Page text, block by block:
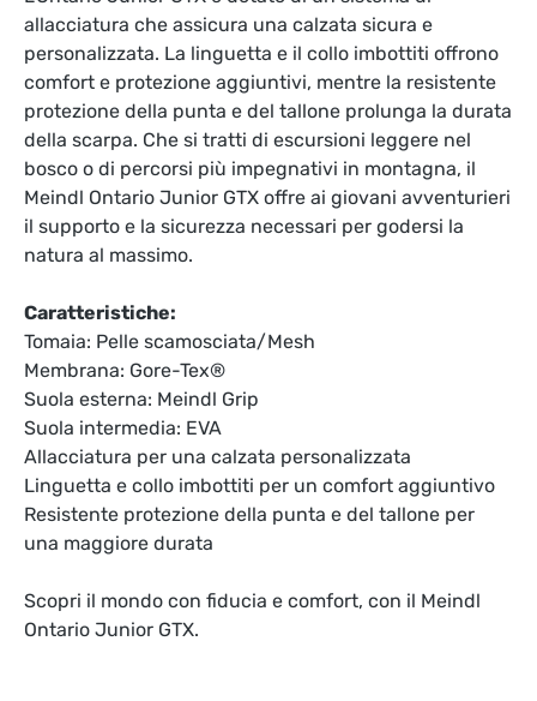
allacciatura che assicura una calzata sicura e
personalizzata. La linguetta e il collo imbottiti offrono
comfort e protezione aggiuntivi, mentre la resistente
protezione della punta e del tallone prolunga la durata
della scarpa. Che si tratti di escursioni leggere nel
bosco o di percorsi più impegnativi in montagna, il
Meindl Ontario Junior GTX offre ai giovani avventurieri
il supporto e la sicurezza necessari per godersi la
natura al massimo.
Caratteristiche:
Tomaia: Pelle scamosciata/Mesh
Membrana: Gore-Tex®
Suola esterna: Meindl Grip
Suola intermedia: EVA
Allacciatura per una calzata personalizzata
Linguetta e collo imbottiti per un comfort aggiuntivo
Resistente protezione della punta e del tallone per
una maggiore durata
Scopri il mondo con fiducia e comfort, con il Meindl
Ontario Junior GTX.